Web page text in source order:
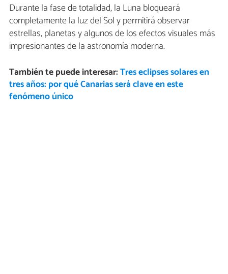
Durante la fase de totalidad, la Luna bloqueará
completamente la luz del Sol y permitirá observar
estrellas, planetas y algunos de los efectos visuales más
impresionantes de la astronomía moderna.
También te puede interesar:Tres eclipses solares en
tres años: por qué Canarias será clave en este
fenómeno único